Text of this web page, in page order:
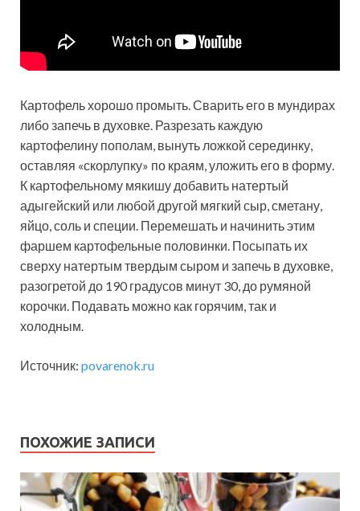
Картофель хорошо промыть. Сварить его в мундирах
либо запечь в духовке. Разрезать каждую
картофелину пополам, вынуть ложкой серединку,
оставляя «скорлупку» по краям, уложить его в форму.
К картофельному мякишу добавить натертый
адыгейский или любой другой мягкий сыр, сметану,
яйцо, соль и специи. Перемешать и начинить этим
фаршем картофельные половинки. Посыпать их
сверху натертым твердым сыром и запечь в духовке,
разогретой до 190 градусов минут 30, до румяной
корочки. Подавать можно как горячим, так и
холодным.
Источник: povarenok.ru
ПОХОЖИЕ ЗАПИСИ